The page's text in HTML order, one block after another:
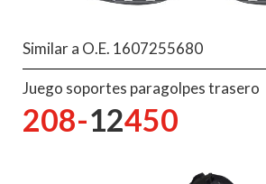
Similar a O.E. 1607255680
Juego soportes paragolpes trasero
208-12450